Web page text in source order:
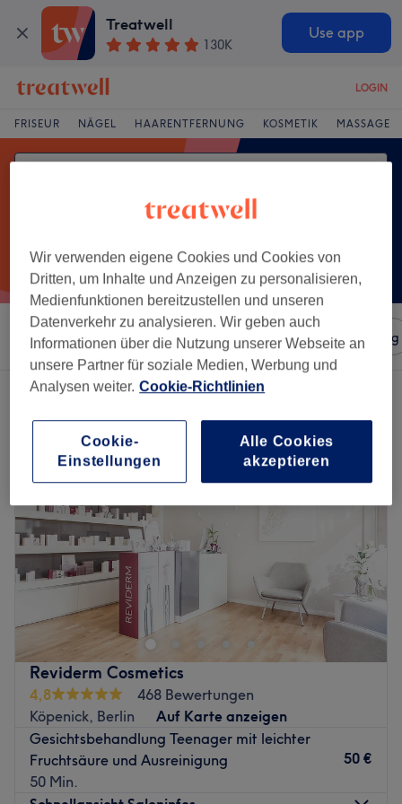
Treatwell
130K
Use app
LOGIN
FRISEUR NÄGEL HAARENTFERNUNG KOSMETIK MASSAGE
Sortieren nach Salons Expressangebote Bewertung
Ein Salon, der anbietet: aknebehandlung in Köpenick, Berlin
Reviderm Cosmetics
4,8
468 Bewertungen
Köpenick, Berlin
Auf Karte anzeigen
Gesichtsbehandlung Teenager mit leichter
Fruchtsäure und Ausreinigung
50 Min.
50 €
Wir verwenden eigene Cookies und Cookies von
Dritten, um Inhalte und Anzeigen zu personalisieren,
Medienfunktionen bereitzustellen und unseren
Datenverkehr zu analysieren. Wir geben auch
Informationen über die Nutzung unserer Webseite an
unsere Partner für soziale Medien, Werbung und
Analysen weiter. Cookie-Richtlinien
Cookie-
Einstellungen
Alle Cookies
akzeptieren